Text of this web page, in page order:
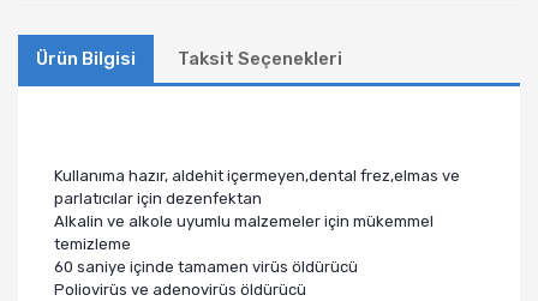
Ürün Bilgisi Taksit Seçenekleri
Kullanıma hazır, aldehit içermeyen,dental frez,elmas ve
parlatıcılar için dezenfektan
Alkalin ve alkole uyumlu malzemeler için mükemmel
temizleme
60 saniye içinde tamamen virüs öldürücü
Poliovirüs ve adenovirüs öldürücü